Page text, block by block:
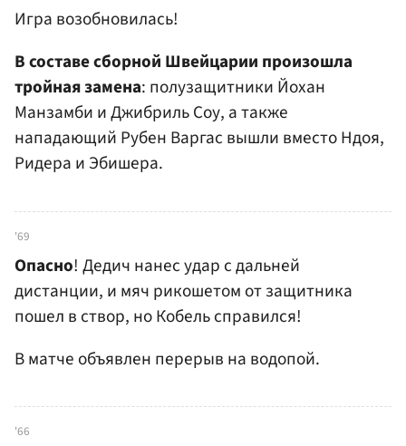
Игра возобновилась!
В составе сборной Швейцарии произошла
тройная замена: полузащитники Йохан
Манзамби и Джибриль Соу, а также
нападающий Рубен Варгас вышли вместо Ндоя,
Ридера и Эбишера.
'69
Опасно! Дедич нанес удар с дальней
дистанции, и мяч рикошетом от защитника
пошел в створ, но Кобель справился!
В матче объявлен перерыв на водопой.
'66